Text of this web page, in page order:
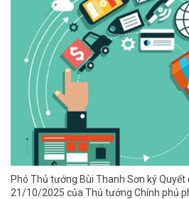
Phó Thủ tướng Bùi Thanh Sơn ký
21/10/2025 của Thủ tướng Chính phủ